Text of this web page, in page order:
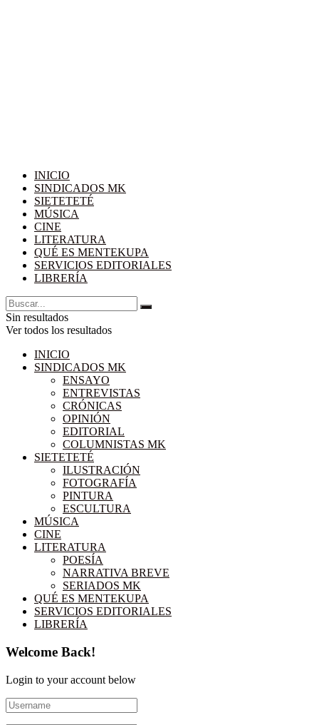
INICIO
SINDICADOS MK
SIETETETÉ
MÚSICA
CINE
LITERATURA
QUÉ ES MENTEKUPA
SERVICIOS EDITORIALES
LIBRERÍA
Sin resultados
Ver todos los resultados
INICIO
SINDICADOS MK
ENSAYO
ENTREVISTAS
CRÓNICAS
OPINIÓN
EDITORIAL
COLUMNISTAS MK
SIETETETÉ
ILUSTRACIÓN
FOTOGRAFÍA
PINTURA
ESCULTURA
MÚSICA
CINE
LITERATURA
POESÍA
NARRATIVA BREVE
SERIADOS MK
QUÉ ES MENTEKUPA
SERVICIOS EDITORIALES
LIBRERÍA
Welcome Back!
Login to your account below